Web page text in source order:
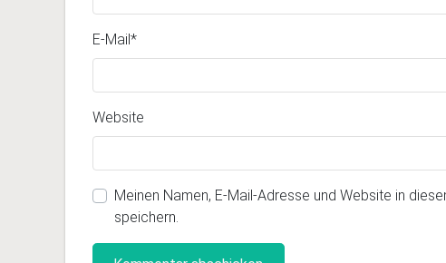
E-Mail *
Website
Meinen Namen, E-Mail-Adresse und Website in
speichern.